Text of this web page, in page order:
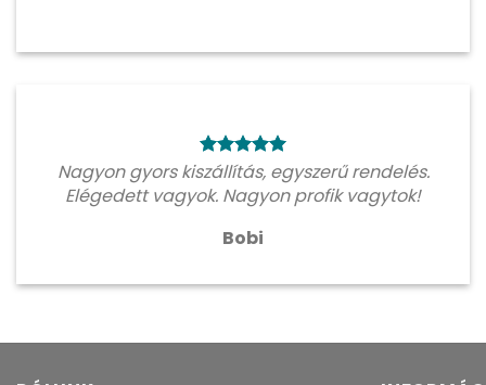
Nagyon gyors kiszállítás, egyszerű rendelés.
Elégedett vagyok. Nagyon profik vagytok!
Bobi